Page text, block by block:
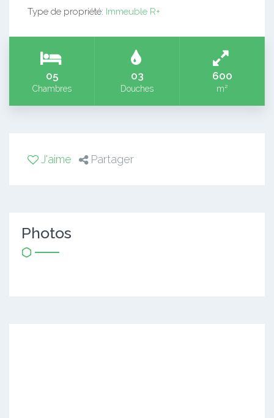
Type de propriété: Immeuble R+
05
Chambres
03
Douches
600
m²
J'aime Partager
Photos